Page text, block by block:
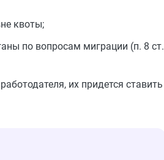
квоты;
по вопросам миграции (п. 8 ст.
их придется ставить